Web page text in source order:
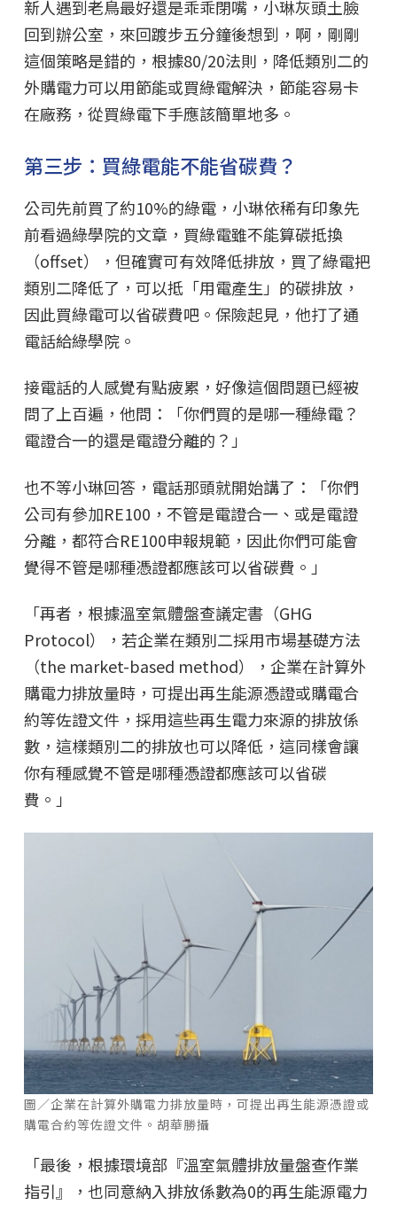
新人遇到老鳥最好還是乖乖閉嘴，小琳灰頭土臉
回到辦公室，來回踱步五分鐘後想到，啊，剛剛
這個策略是錯的，根據80/20法則，降低類別二的
外購電力可以用節能或買綠電解決，節能容易卡
在廠務，從買綠電下手應該簡單地多。
第三步：買綠電能不能省碳費？
公司先前買了約10%的綠電，小琳依稀有印象先
前看過綠學院的文章，買綠電雖不能算碳抵換
（offset），但確實可有效降低排放，買了綠電把
類別二降低了，可以抵「用電產生」的碳排放，
因此買綠電可以省碳費吧。保險起見，他打了通
電話給綠學院。
接電話的人感覺有點疲累，好像這個問題已經被
問了上百遍，他問：「你們買的是哪一種綠電？
電證合一的還是電證分離的？」
也不等小琳回答，電話那頭就開始講了：「你們
公司有參加RE100，不管是電證合一、或是電證
分離，都符合RE100申報規範，因此你們可能會
覺得不管是哪種憑證都應該可以省碳費。」
「再者，根據溫室氣體盤查議定書（GHG
Protocol），若企業在類別二採用市場基礎方法
（the market-based method），企業在計算外
購電力排放量時，可提出再生能源憑證或購電合
約等佐證文件，採用這些再生電力來源的排放係
數，這樣類別二的排放也可以降低，這同樣會讓
你有種感覺不管是哪種憑證都應該可以省碳
費。」
圖／企業在計算外購電力排放量時，可提出再生能源憑證或
購電合約等佐證文件。胡華勝攝
「最後，根據環境部『溫室氣體排放量盤查作業
指引』，也同意納入排放係數為0的再生能源電力